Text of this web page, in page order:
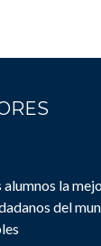
la
del